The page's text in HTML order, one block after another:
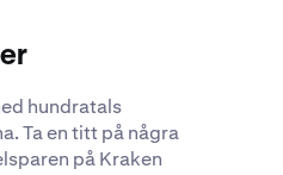
hundratals
Ta en titt på några
på Kraken